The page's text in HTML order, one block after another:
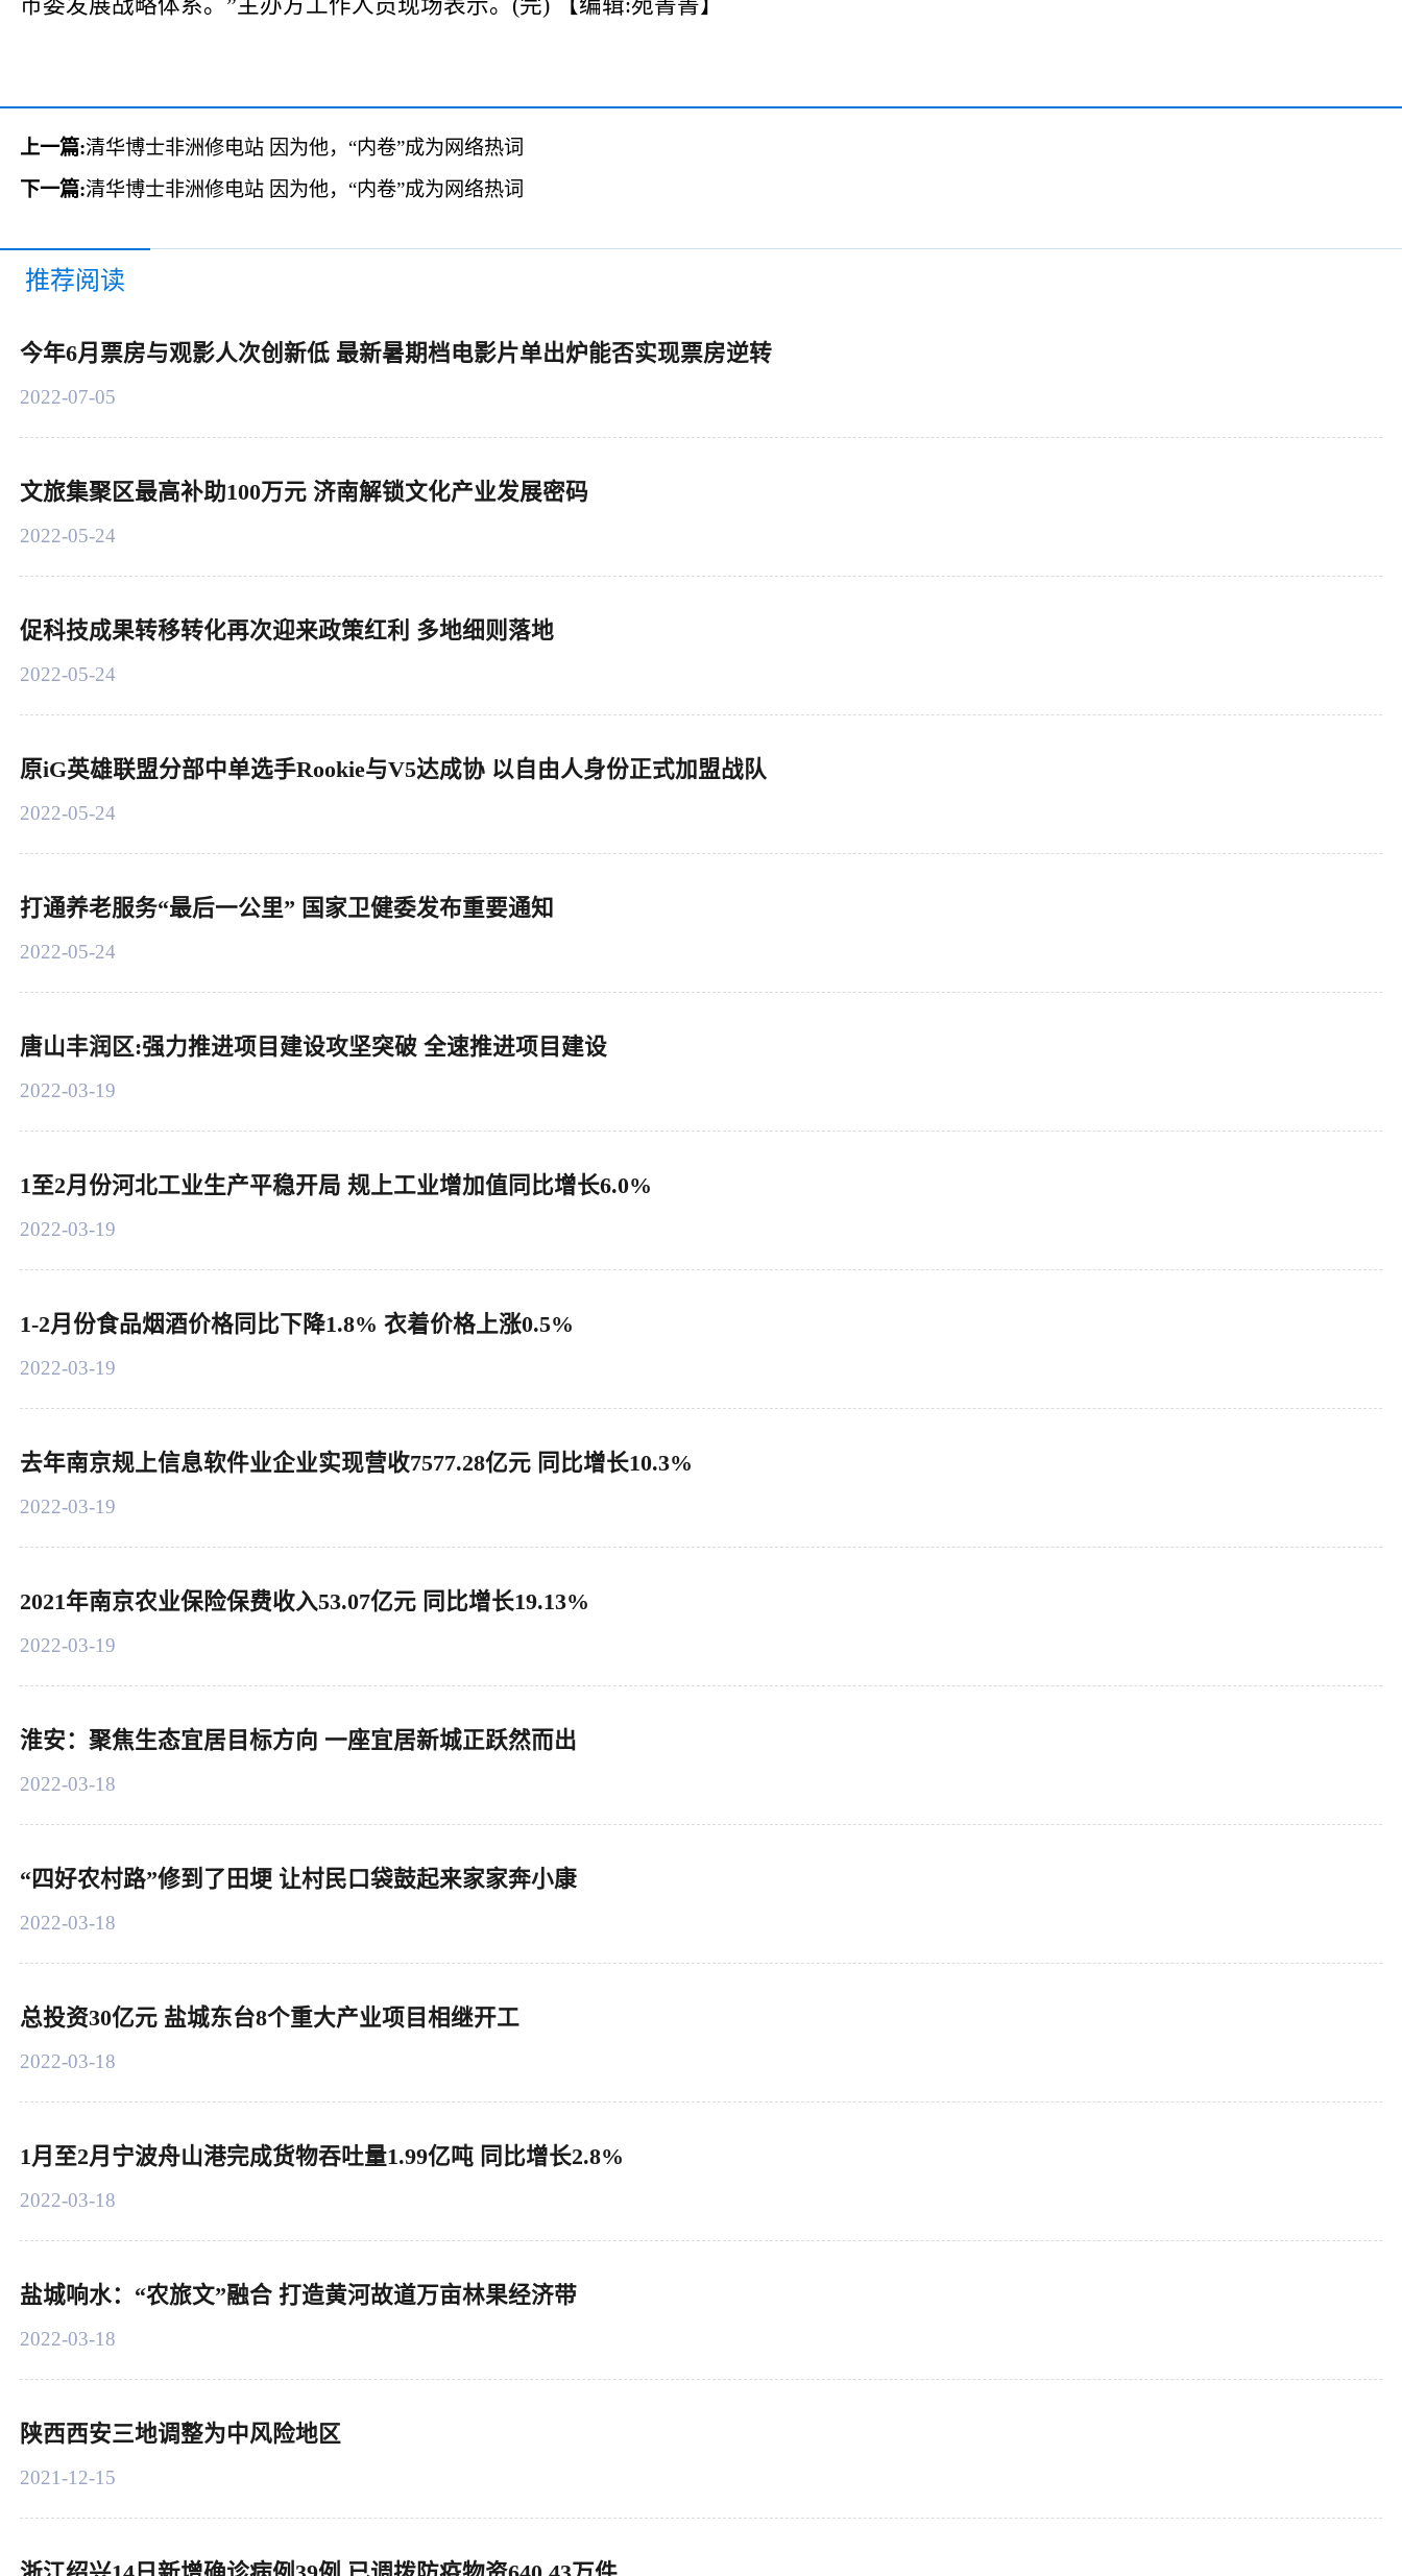
市委发展战略体系。”主办方工作人员现场表示。(完)
【编辑:苑菁菁】
上一篇:清华博士非洲修电站 因为他，“内卷”成为网络热词
下一篇:清华博士非洲修电站 因为他，“内卷”成为网络热词
推荐阅读
今年6月票房与观影人次创新低 最新暑期档电影片单出炉能否实现票房逆转
2022-07-05
文旅集聚区最高补助100万元 济南解锁文化产业发展密码
2022-05-24
促科技成果转移转化再次迎来政策红利 多地细则落地
2022-05-24
原iG英雄联盟分部中单选手Rookie与V5达成协 以自由人身份正式加盟战队
2022-05-24
打通养老服务“最后一公里” 国家卫健委发布重要通知
2022-05-24
唐山丰润区:强力推进项目建设攻坚突破 全速推进项目建设
2022-03-19
1至2月份河北工业生产平稳开局 规上工业增加值同比增长6.0%
2022-03-19
1-2月份食品烟酒价格同比下降1.8% 衣着价格上涨0.5%
2022-03-19
去年南京规上信息软件业企业实现营收7577.28亿元 同比增长10.3%
2022-03-19
2021年南京农业保险保费收入53.07亿元 同比增长19.13%
2022-03-19
淮安：聚焦生态宜居目标方向 一座宜居新城正跃然而出
2022-03-18
“四好农村路”修到了田埂 让村民口袋鼓起来家家奔小康
2022-03-18
总投资30亿元 盐城东台8个重大产业项目相继开工
2022-03-18
1月至2月宁波舟山港完成货物吞吐量1.99亿吨 同比增长2.8%
2022-03-18
盐城响水：“农旅文”融合 打造黄河故道万亩林果经济带
2022-03-18
陕西西安三地调整为中风险地区
2021-12-15